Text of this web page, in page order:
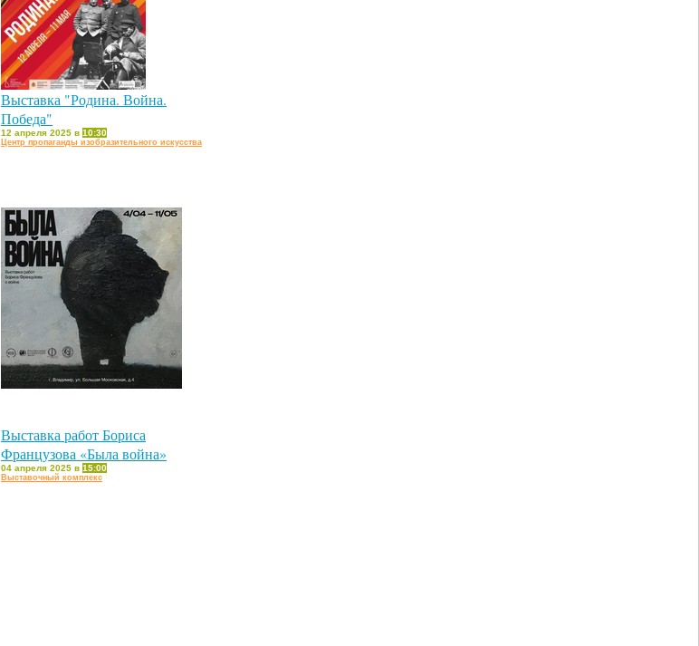
Выставка "Родина. Война.
Победа"
12 апреля 2025 в 10:30
Центр пропаганды изобразительного искусства
Выставка работ Бориса
Французова «Была война»
04 апреля 2025 в 15:00
Выставочный комплекс